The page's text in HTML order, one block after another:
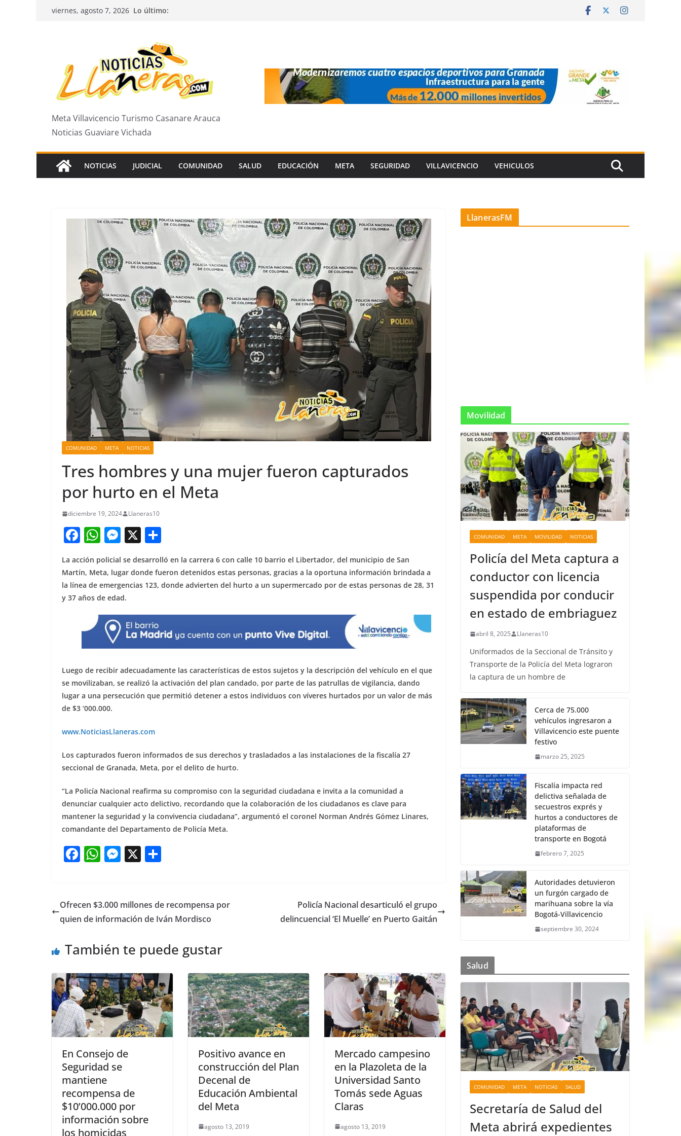
Saltarviernes, agosto 7, 2026 Lo último:
Meta Villavicencio Turismo Casanare Arauca
Noticias Guaviare Vichada
NOTICIAS JUDICIAL COMUNIDAD SALUD EDUCACIÓN META SEGURIDAD VILLAVICENCIO VEHICULOS
COMUNIDAD META NOTICIAS
Tres hombres y una mujer fueron capturados
por hurto en el Meta
diciembre 19, 2024 Llaneras10
F
a
c
e
b
o
k
W
h
at
s
A
p
p
M
ss
e
n
g
er
X
h
ar
e
La acción policial se desarrolló en la carrera 6 con calle 10 barrio el Libertador, del municipio de San
Martín, Meta, lugar donde fueron detenidos estas personas, gracias a la oportuna información brindada a
la línea de emergencias 123, donde advierten del hurto a un supermercado por de estas personas de 28, 31
y 37 años de edad.
Luego de recibir adecuadamente las características de estos sujetos y la descripción del vehículo en el que
se movilizaban, se realizó la activación del plan candado, por parte de las patrullas de vigilancia, dando
lugar a una persecución que permitió detener a estos individuos con víveres hurtados por un valor de más
de $3 ‘000.000.
www.NoticiasLlaneras.com
Los capturados fueron informados de sus derechos y trasladados a las instalaciones de la fiscalía 27
seccional de Granada, Meta, por el delito de hurto.
“La Policía Nacional reafirma su compromiso con la seguridad ciudadana e invita a la comunidad a
denunciar cualquier acto delictivo, recordando que la colaboración de los ciudadanos es clave para
mantener la seguridad y la convivencia ciudadana”, argumentó el coronel Norman Andrés Gómez Linares,
comandante del Departamento de Policía Meta.
F
e
b
o
k
W
s
A
p
M
e
n
er
X
e
Ofrecen $3.000 millones de recompensa por
quien de información de Iván Mordisco
Policía Nacional desarticuló el grupo
delincuencial ‘El Muelle’ en Puerto Gaitán
También te puede gustar
En Consejo de
Seguridad se
mantiene
recompensa de
$10’000.000 por
información sobre
los homicidas
Positivo avance en
construcción del Plan
Decenal de
Educación Ambiental
del Meta
agosto 13, 2019
Mercado campesino
en la Plazoleta de la
Universidad Santo
Tomás sede Aguas
Claras
agosto 13, 2019
LlanerasFM
Movilidad
COMUNIDAD META MOVILIDAD NOTICIAS
Policía del Meta captura a
conductor con licencia
suspendida por conducir
en estado de embriaguez
abril 8, 2025 Llaneras10
Uniformados de la Seccional de Tránsito y
Transporte de la Policía del Meta lograron
la captura de un hombre de
Cerca de 75.000
vehículos ingresaron a
Villavicencio este puente
festivo
marzo 25, 2025
Fiscalía impacta red
delictiva señalada de
secuestros exprés y
hurtos a conductores de
plataformas de
transporte en Bogotá
febrero 7, 2025
Autoridades detuvieron
un furgón cargado de
marihuana sobre la vía
Bogotá-Villavicencio
septiembre 30, 2024
Salud
COMUNIDAD META NOTICIAS SALUD
Secretaría de Salud del
Meta abrirá expedientes